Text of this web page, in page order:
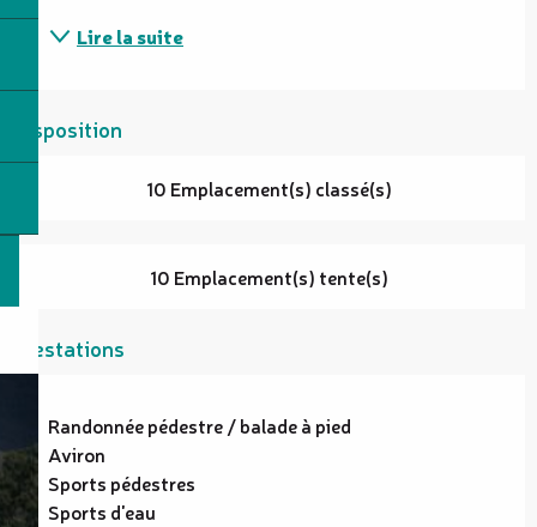
Lire la suite
Disposition
10 Emplacement(s) classé(s)
10 Emplacement(s) tente(s)
Prestations
Randonnée pédestre / balade à pied
Aviron
Sports pédestres
Sports d'eau